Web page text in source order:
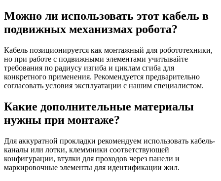
Можно ли использовать этот кабель в
подвижных механизмах робота?
Кабель позиционируется как монтажный для робототехники,
но при работе с подвижными элементами учитывайте
требования по радиусу изгиба и циклам сгиба для
конкретного применения. Рекомендуется предварительно
согласовать условия эксплуатации с нашим специалистом.
Какие дополнительные материалы
нужны при монтаже?
Для аккуратной прокладки рекомендуем использовать кабель-
каналы или лотки, клеммники соответствующей
конфигурации, втулки для проходов через панели и
маркировочные элементы для идентификации жил.